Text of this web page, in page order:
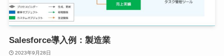
Salesforce導入例：製造業
2023年9月28日